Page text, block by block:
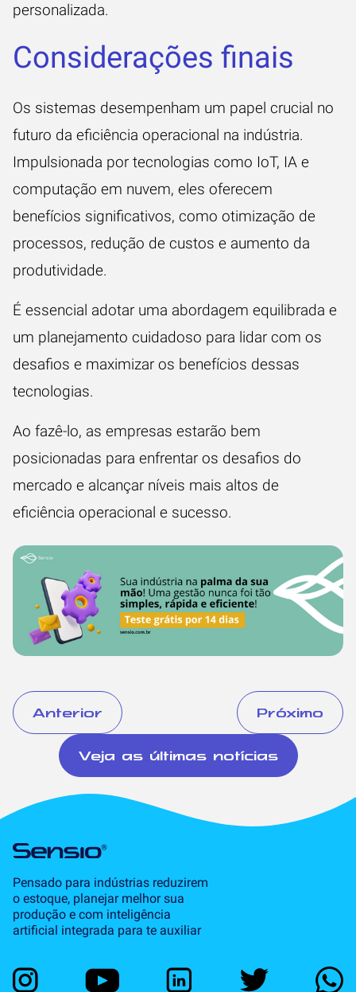
personalizada.
Considerações finais
Os sistemas desempenham um papel crucial no
futuro da eficiência operacional na indústria.
Impulsionada por tecnologias como IoT, IA e
computação em nuvem, eles oferecem
benefícios significativos, como otimização de
processos, redução de custos e aumento da
produtividade.
É essencial adotar uma abordagem equilibrada e
um planejamento cuidadoso para lidar com os
desafios e maximizar os benefícios dessas
tecnologias.
Ao fazê-lo, as empresas estarão bem
posicionadas para enfrentar os desafios do
mercado e alcançar níveis mais altos de
eficiência operacional e sucesso.
Anterior Próximo
Veja as últimas notícias
Pensado para indústrias reduzirem
o estoque, planejar melhor sua
produção e com inteligência
artificial integrada para te auxiliar